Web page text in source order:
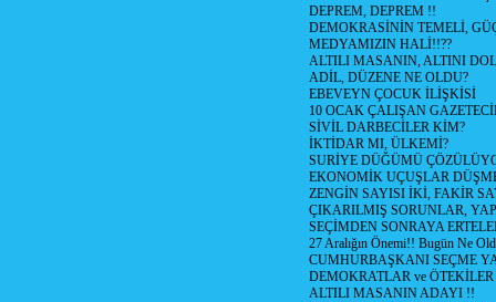
DEPREM, DEPREM !!
DEMOKRASİNİN TEMELİ,
MEDYAMIZIN HALİ!!??
ALTILI MASANIN, ALTINI
ADİL, DÜZENE NE OLDU?
EBEVEYN ÇOCUK İLİŞKİSİ
10 OCAK ÇALIŞAN
SİVİL DARBECİLER KİM?
İKTİDAR MI, ÜLKEMİ?
SURİYE DÜĞÜMÜ
EKONOMİK UÇUŞLAR
ZENGİN SAYISI İKİ, FAKİR
ÇIKARILMIŞ SORUNLAR,
SEÇİMDEN SONRAYA
27 Aralığın Önemi!! Bugün Ne
CUMHURBAŞKANI SEÇME
DEMOKRATLAR ve ÖTEKİLER
ALTILI MASANIN ADAYI !!